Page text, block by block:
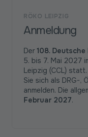
RÖKO LEIPZIG
Anmeldung
Der 108.
5. bis 7. Mai 2027
Leipzig (CCL)
Sie sich als DRG-,
anmelden. Die
Februar 2027.